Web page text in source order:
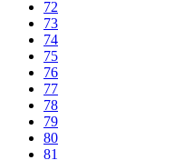
72
73
74
75
76
77
78
79
80
81